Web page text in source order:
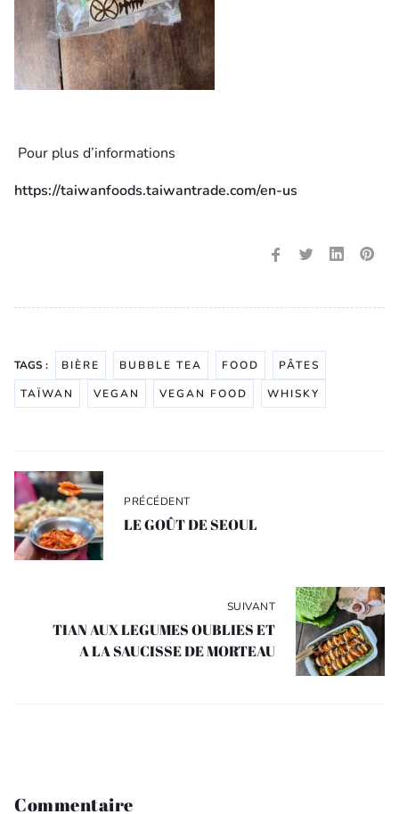
Pour plus d’informations
https://taiwanfoods.taiwantrade.com/en-us
TAGS : BIÈRE BUBBLE TEA FOOD
PÂTES
TAÏWAN
VEGAN VEGAN FOOD WHISKY
de
l’article
PRÉCÉDENT
LE GOÛT DE SEOUL
SUIVANT
TIAN AUX LEGUMES OUBLIES ET
A LA SAUCISSE DE MORTEAU
Commentaire